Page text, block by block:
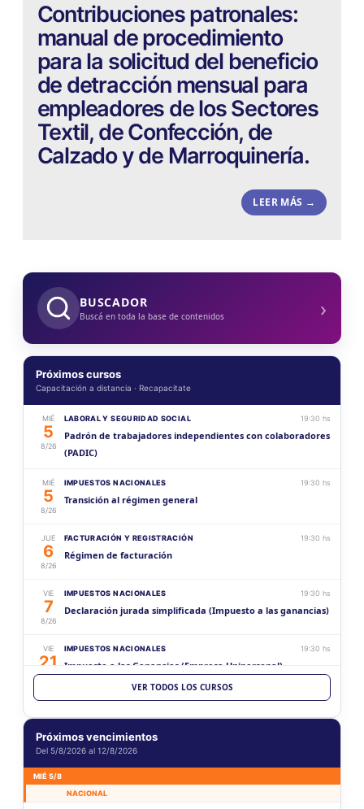
Contribuciones patronales:
manual de procedimiento
para la solicitud del beneficio
de detracción mensual para
empleadores de los Sectores
Textil, de Confección, de
Calzado y de Marroquinería.
LEER MÁS →
BUSCADOR
Buscá en toda la base de contenidos ›
Próximos cursos
Capacitación a distancia · Recapacitate
MIÉ
5
8/26
LABORAL Y SEGURIDAD SOCIAL 19:30 hs
Padrón de trabajadores independientes con colaboradores
(PADIC)
MIÉ
5
8/26
IMPUESTOS NACIONALES 19:30 hs
Transición al régimen general
JUE
6
8/26
FACTURACIÓN Y REGISTRACIÓN 19:30 hs
Régimen de facturación
VIE
7
8/26
IMPUESTOS NACIONALES 19:30 hs
Declaración jurada simplificada (Impuesto a las ganancias)
VIE
21
8/26
IMPUESTOS NACIONALES 19:30 hs
Impuesto a las Ganancias (Empresa Unipersonal)
SÁB
29
8/26
CONTABILIDAD Y AUDITORÍA 10:00 hs
Contabilidad básica (Mi primer balance comercial)
4
9/26
VER TODOS LOS CURSOS
Próximos vencimientos
Del 5/8/2026 al 12/8/2026
MIÉ 5/8
NACIONAL